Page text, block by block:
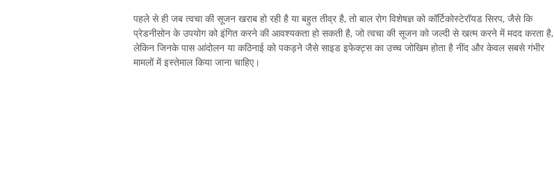
पहले से ही जब त्वचा की सूजन खराब हो रही है या बहुत तीव्र है, तो बाल रोग विशेषज्ञ को कॉर्टिकोस्टेरॉयड सिरप, जैसे कि
प्रेडनीसोन के उपयोग को इंगित करने की आवश्यकता हो सकती है, जो त्वचा की सूजन को जल्दी से खत्म करने में मदद करता है,
लेकिन जिनके पास आंदोलन या कठिनाई को पकड़ने जैसे साइड इफेक्ट्स का उच्च जोखिम होता है नींद और केवल सबसे गंभीर
मामलों में इस्तेमाल किया जाना चाहिए।